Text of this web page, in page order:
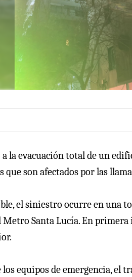
la evacuación total de un
son afectados por las
el siniestro ocurre en una
Metro Santa Lucía. En
equipos de emergencia, el